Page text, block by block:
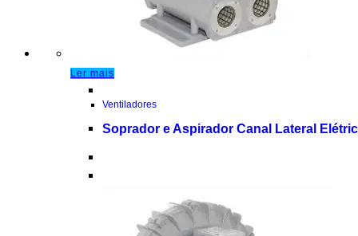
Ler mais
Ventiladores
Soprador e Aspirador Canal Lateral